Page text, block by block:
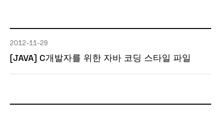
2012-11-29
[JAVA] C개발자를 위한 자바 코딩 스타일 파일